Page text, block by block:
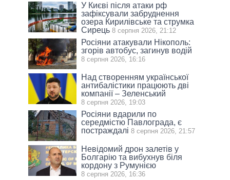
У Києві після атаки рф
зафіксували забруднення
озера Кирилівське та струмка
Сирець 8 серпня 2026, 21:12
Росіяни атакували Нікополь:
згорів автобус, загинув водій
8 серпня 2026, 16:16
Над створенням української
антибалістики працюють дві
компанії – Зеленський
8 серпня 2026, 19:03
Росіяни вдарили по
середмістю Павлограда, є
постраждалі 8 серпня 2026, 21:57
Невідомий дрон залетів у
Болгарію та вибухнув біля
кордону з Румунією
8 серпня 2026, 16:36